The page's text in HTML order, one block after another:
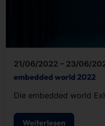
21/06/2022 – 23/06/
embedded world 2022
Die embedded world
ausschließlichen Fokus
Weiterlesen